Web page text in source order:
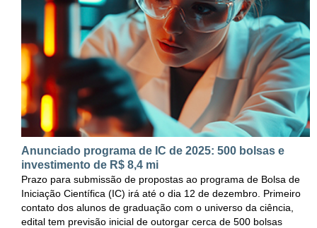
Anunciado programa de IC de 2025: 500 bolsas e
investimento de R$ 8,4 mi
Prazo para submissão de propostas ao programa de Bolsa de
Iniciação Científica (IC) irá até o dia 12 de dezembro. Primeiro
contato dos alunos de graduação com o universo da ciência,
edital tem previsão inicial de outorgar cerca de 500 bolsas